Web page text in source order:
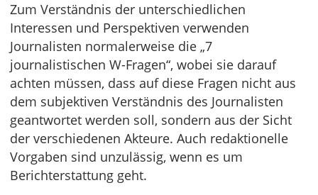
Zum Verständnis der unterschiedlichen
Interessen und Perspektiven verwenden
Journalisten normalerweise die „7
journalistischen W-Fragen“, wobei sie darauf
achten müssen, dass auf diese Fragen nicht aus
dem subjektiven Verständnis des Journalisten
geantwortet werden soll, sondern aus der Sicht
der verschiedenen Akteure. Auch redaktionelle
Vorgaben sind unzulässig, wenn es um
Berichterstattung geht.